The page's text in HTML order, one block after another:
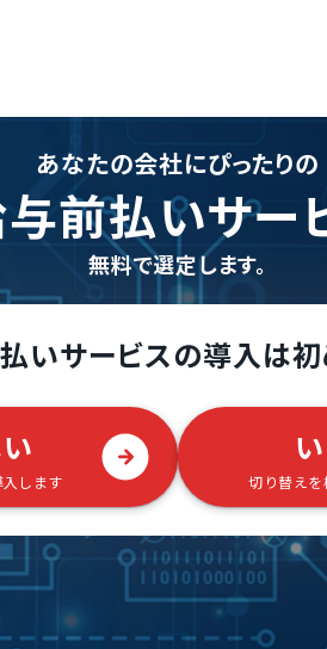
あなたの会社にぴったりの
前払いサー
無料で選定します。
いサービスの導入は初
します 切り替え